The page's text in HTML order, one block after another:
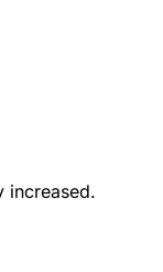
increased.